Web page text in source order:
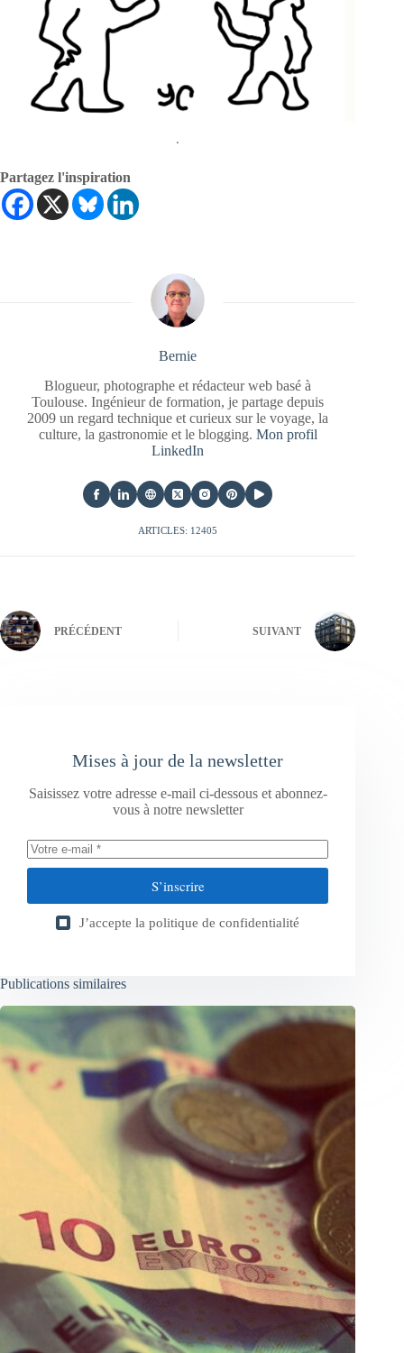
.
Partagez l'inspiration
Bernie
Blogueur, photographe et rédacteur web basé à
Toulouse. Ingénieur de formation, je partage depuis
2009 un regard technique et curieux sur le voyage, la
culture, la gastronomie et le blogging. Mon profil
LinkedIn
ARTICLES: 12405
PRÉCÉDENT SUIVANT
Mises à jour de la newsletter
Saisissez votre adresse e-mail ci-dessous et abonnez-
vous à notre newsletter
S’inscrire
J’accepte la politique de confidentialité
Publications similaires